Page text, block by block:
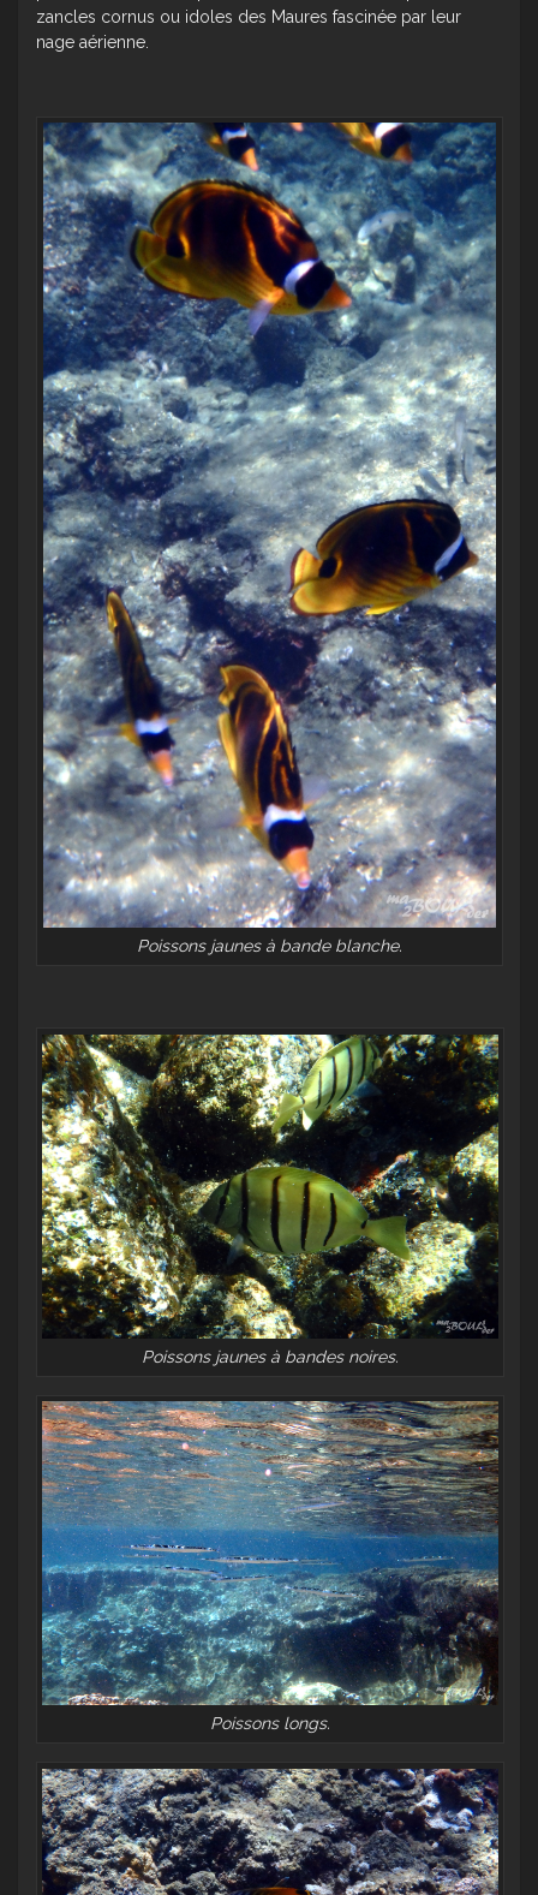
zancles cornus ou idoles des Maures fascinée par leur
nage aérienne.
Poissons jaunes à bande blanche.
Poissons jaunes à bandes noires.
Poissons longs.